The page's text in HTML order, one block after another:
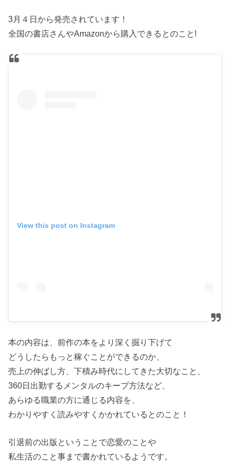
3月４日から発売されています！
全国の書店さんやAmazonから購入できるとのこと!
View this post on Instagram
本の内容は、前作の本をより深く掘り下げて
どうしたらもっと稼ぐことができるのか、
売上の伸ばし方、下積み時代にしてきた大切なこと、
360日出勤するメンタルのキープ方法など、
あらゆる職業の方に通じる内容を、
わかりやすく読みやすくかかれているとのこと！
引退前の出版ということで恋愛のことや
私生活のこと事まで書かれているようです。